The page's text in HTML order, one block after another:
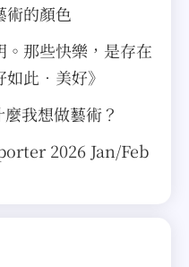
術的顏色
那些快樂，是存在
此．美好》
我想做藝術？
2026 Jan/Feb